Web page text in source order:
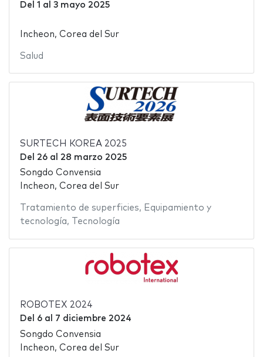
Del 1 al 3 mayo 2025
Incheon, Corea del Sur
Salud
SURTECH KOREA 2025
Del 26al 28 marzo 2025
Songdo Convensia
Incheon, Corea del Sur
Tratamiento de superficies, Equipamiento y
tecnología, Tecnología
ROBOTEX 2024
Del 6al 7 diciembre 2024
Songdo Convensia
Incheon, Corea del Sur